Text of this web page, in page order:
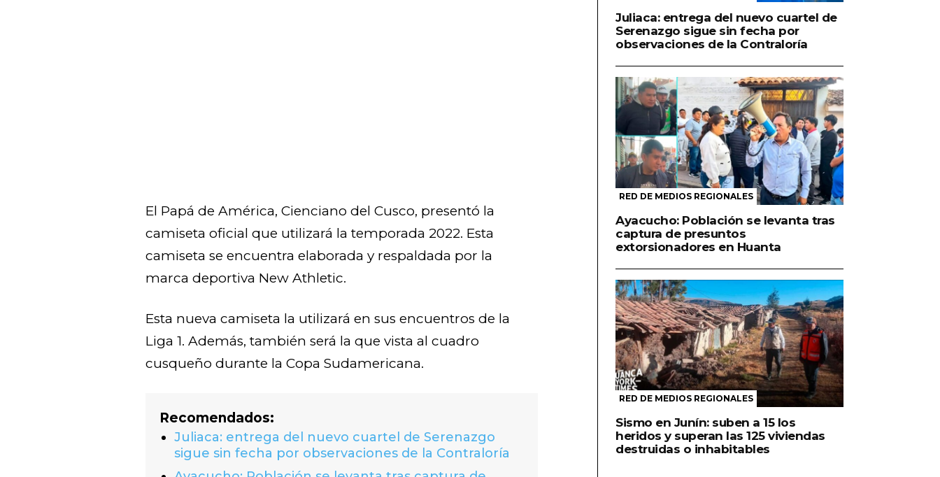
El Papá de América, Cienciano del Cusco, presentó la
camiseta oficial que utilizará la temporada 2022. Esta
camiseta se encuentra elaborada y respaldada por la
marca deportiva New Athletic.
Esta nueva camiseta la utilizará en sus encuentros de la
Liga 1. Además, también será la que vista al cuadro
cusqueño durante la Copa Sudamericana.
Recomendados:
Juliaca: entrega del nuevo cuartel de Serenazgo
sigue sin fecha por observaciones de la Contraloría
Juliaca: entrega del nuevo cuartel de
Serenazgo sigue sin fecha por
observaciones de la Contraloría
RED DE MEDIOS REGIONALES
Ayacucho: Población se levanta tras
captura de presuntos
extorsionadores en Huanta
RED DE MEDIOS REGIONALES
Sismo en Junín: suben a 15 los
heridos y superan las 125 viviendas
destruidas o inhabitables